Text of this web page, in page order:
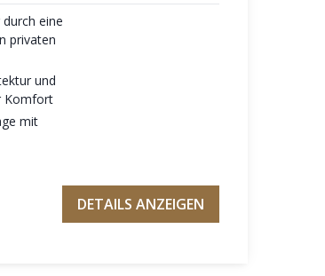
eine
privaten
und
Komfort
mit
DETAILS ANZEIGEN